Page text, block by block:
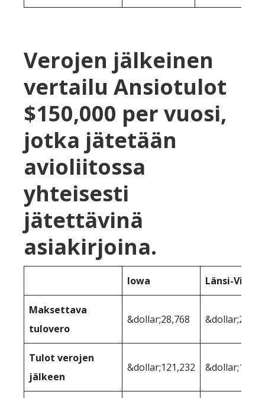
Verojen jälkeinen
vertailu Ansiotulot
$150,000 per vuosi,
jotka jätetään
avioliitossa
yhteisesti
jätettävinä
asiakirjoina.
Iowa Länsi-
Maksettava
tulovero
&dollar;28,768
Tulot verojen
jälkeen
&dollar;121,232